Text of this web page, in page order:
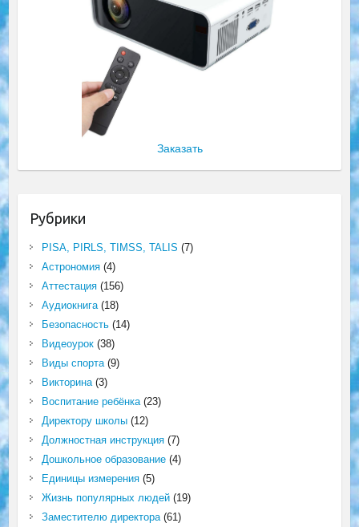
Заказать
Рубрики
PISA, PIRLS, TIMSS, TALIS (7)
Астрономия(4)
Аттестация(156)
Аудиокнига(18)
Безопасность(14)
Видеоурок(38)
Виды спорта(9)
Викторина(3)
Воспитание ребёнка(23)
Директору школы(12)
Должностная инструкция(7)
Дошкольное образование(4)
Единицы измерения(5)
Жизнь популярных людей(19)
Заместителю директора(61)